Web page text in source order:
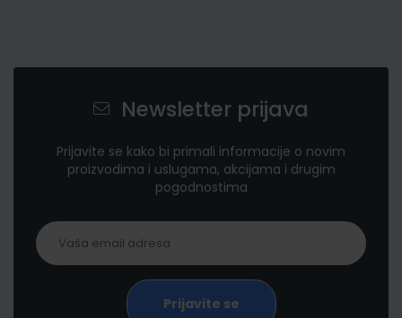
Newsletter prijava
Prijavite se kako bi primali informacije o novim
proizvodima i uslugama, akcijama i drugim
pogodnostima